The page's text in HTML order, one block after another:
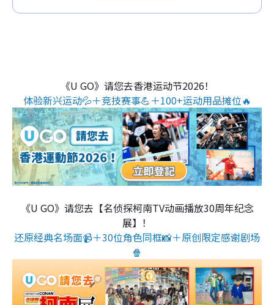
《U GO》请您去香港运动节2026！
体验新兴运动💦＋竞技赛事💪＋100+运动用品摊位🔥
《U GO》请您去【名侦探柯南TV动画播放30周年纪念
展】！
还原经典名场面📹＋30位角色同框📸＋原创限定感谢剧场
🍿